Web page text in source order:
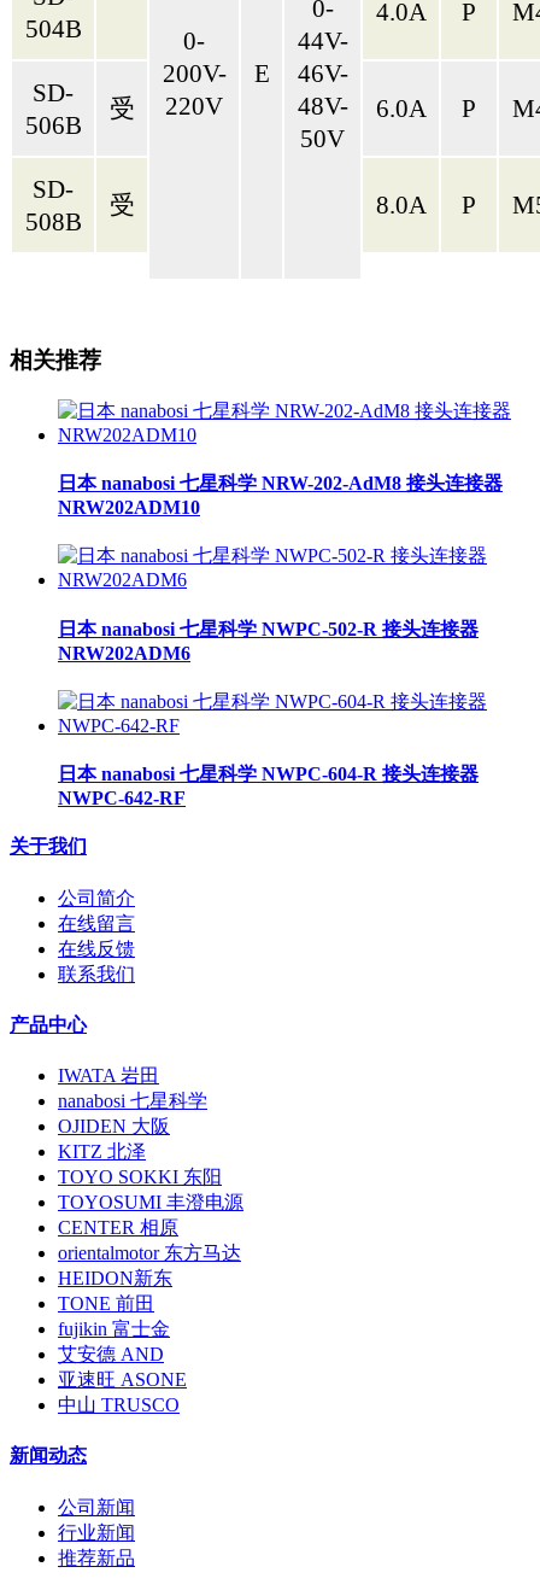
0-
200V-
220V
E
0-
44V-
46V-
48V-
50V
504B
4.0A P
SD-
506B
受 6.0A P
SD-
508B
受 8.0A P
相关推荐
日本 nanabosi 七星科学 NRW-202-AdM8 接头连接器
NRW202ADM10
日本 nanabosi 七星科学 NWPC-502-R 接头连接器
NRW202ADM6
日本 nanabosi 七星科学 NWPC-604-R 接头连接器
NWPC-642-RF
关于我们
公司简介
在线留言
在线反馈
联系我们
产品中心
IWATA 岩田
nanabosi 七星科学
OJIDEN 大阪
KITZ 北泽
TOYO SOKKI 东阳
TOYOSUMI 丰澄电源
CENTER 相原
orientalmotor 东方马达
HEIDON新东
TONE 前田
fujikin 富士金
艾安德 AND
亚速旺 ASONE
中山 TRUSCO
新闻动态
公司新闻
行业新闻
推荐新品